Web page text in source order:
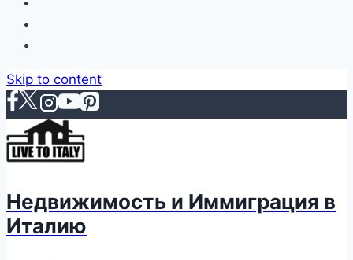
Skip to content
Недвижимость и Иммиграция в
Италию